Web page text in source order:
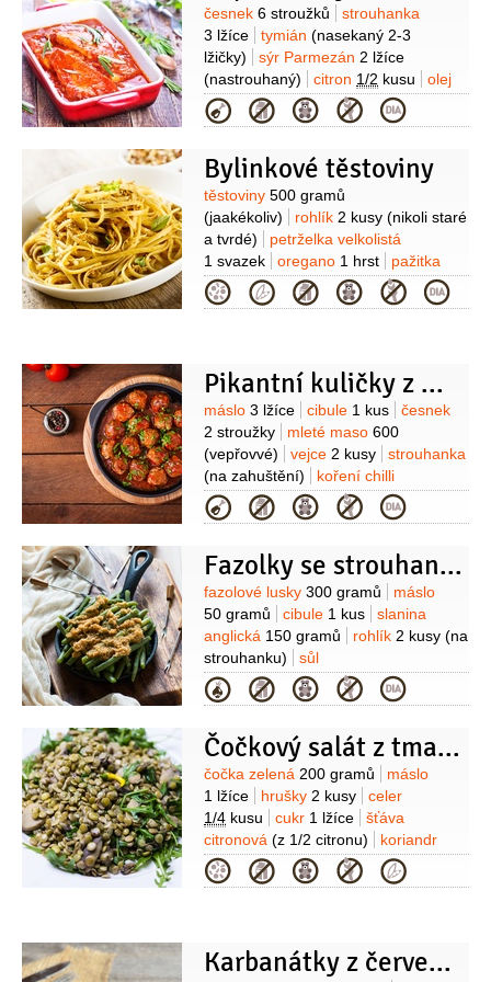
Suroviny
česnek 6 stroužků
strouhanka
3 lžíce
tymián (nasekaný 2-3
lžičky)
sýr Parmezán 2 lžíce
(nastrouhaný)
citron 1/2 kusu
olej
4 lžíce
filé 4 kusy
(z tresky nebo
mořské štiky )
rajčata sterilovaná
Kategorie
Bylinkové těstoviny
Suroviny
těstoviny 500 gramů
(jaakékoliv)
rohlík 2 kusy (nikoli staré
a tvrdé)
petrželka velkolistá
1 svazek
oregano 1 hrst
pažitka
1 svazek
olej olivový3 lžíce
cibule
1 kus
česnek3 stroužky
ořechy
Kategorie
Pikantní kuličky z mletého masa
Suroviny
máslo 3 lžíce cibule 1 kus
česnek
2 stroužky
mleté maso 600
(vepřovvé)
vejce 2 kusy
strouhanka
(na zahuštění)
koření chilli
1 lžička
olej3 lžíce sůl
Omáčka:
cibule2 kusy
paprika červená
200 mililitrů
víno bílé
100 mililitrů
med1 lžíce
šťáva
citronová (z 1/2
citronu)
worcesterská omáčka
1 lžička
bylinky
nasekané - oregano, bazalka,
pažitka...)
sůl
Kategorie
Fazolky se strouhankou
Suroviny
fazolové lusky 300 gramů
máslo
50 gramů
cibule 1 kus
slanina
anglická 150 gramů rohlík 2 kusy (na
strouhanku)
sůl
Kategorie
Čočkový salát z tmavozelené čočky
Suroviny
čočka zelená 200 gramů
máslo
1 lžíce
hrušky 2 kusy
celer
1/4 kusu cukr 1 lžíce
šťáva
citronová (z 1/2 citronu)
koriandr
(sekaný na ozdobu)
ořechy vlašské
(na ozdobu)
Kategorie
Karbanátky z červených fazolí